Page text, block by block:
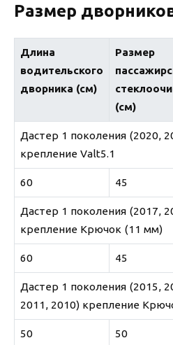
Размер
Длина
водительского
дворника (см)
Размер
(см)
Дастер 1 поколения (2020,
крепление Valt5.1
60 45
Дастер 1 поколения (2017,
крепление Крючок (11 мм)
60 45
Дастер 1 поколения (2015,
2011, 2010) крепление
50
50